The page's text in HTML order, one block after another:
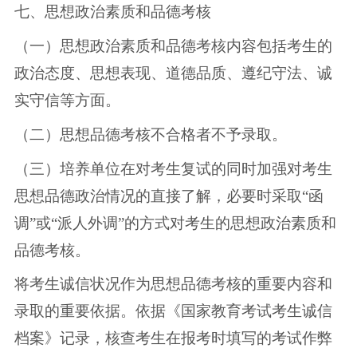
七、思想政治素质和品德考核
（一）思想政治素质和品德考核内容包括考生的
政治态度、思想表现、道德品质、遵纪守法、诚
实守信等方面。
（二）思想品德考核不合格者不予录取。
（三）培养单位在对考生复试的同时加强对考生
思想品德政治情况的直接了解，必要时采取“函
调”或“派人外调”的方式对考生的思想政治素质和
品德考核。
将考生诚信状况作为思想品德考核的重要内容和
录取的重要依据。依据《国家教育考试考生诚信
档案》记录，核查考生在报考时填写的考试作弊